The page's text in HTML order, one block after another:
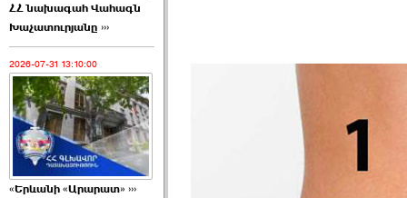
ՀՀ նախագահ Վահագն
Խաչատուրյանը ›››
2026-07-31 13:10:00
«Երևանի «Արարատ» ›››